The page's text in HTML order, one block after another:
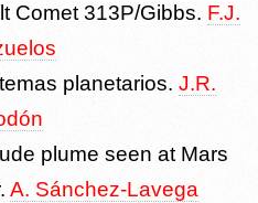
Comet 313P/Gibbs. F.J.
planetarios. J.R.
plume seen at Mars
A. Sánchez-Lavega